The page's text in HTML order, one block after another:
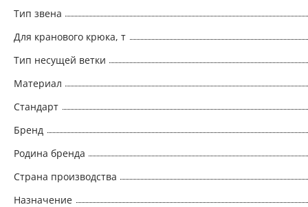
Тип звена
Для кранового крюка, т
Тип несущей ветки
Материал
Стандарт
Бренд
Родина бренда
Страна производства
Назначение